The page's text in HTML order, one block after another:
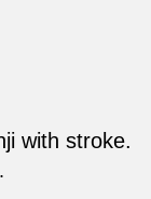
with stroke.